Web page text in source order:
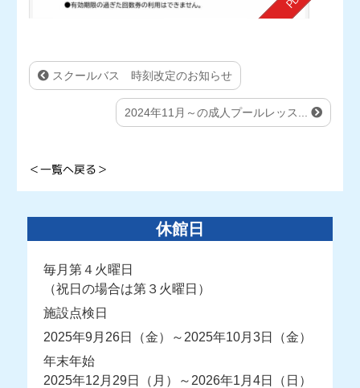
スクールバス 時刻改定のお知らせ
2024年11月～の成人プールレッス...
＜一覧へ戻る＞
休館日
毎月第４火曜日
（祝日の場合は第３火曜日）
施設点検日
2025年9月26日（金）～2025年10月3日（金）
年末年始
2025年12月29日（月）～2026年1月4日（日）